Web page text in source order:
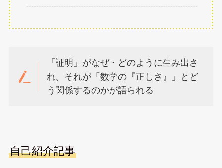
「証明」がなぜ・どのように生み出さ
れ、それが「数学の『正しさ』」とど
う関係するのかが語られる
自己紹介記事